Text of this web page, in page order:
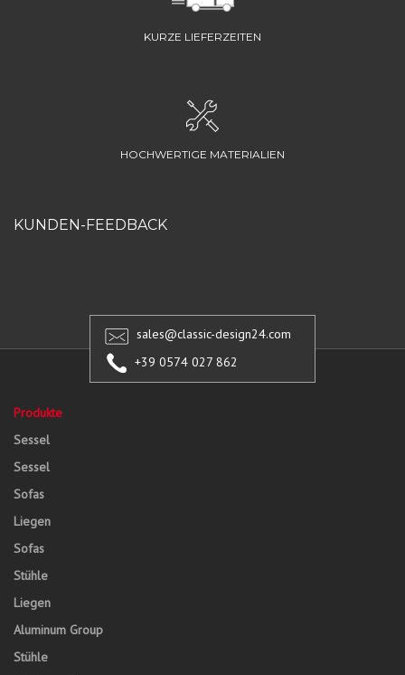
KURZE LIEFERZEITEN
HOCHWERTIGE MATERIALIEN
KUNDEN-FEEDBACK
sales@classic-design24.com
+39 0574 027 862
Produkte
Sessel
Sessel
Sofas
Liegen
Sofas
Stühle
Liegen
Aluminum Group
Stühle